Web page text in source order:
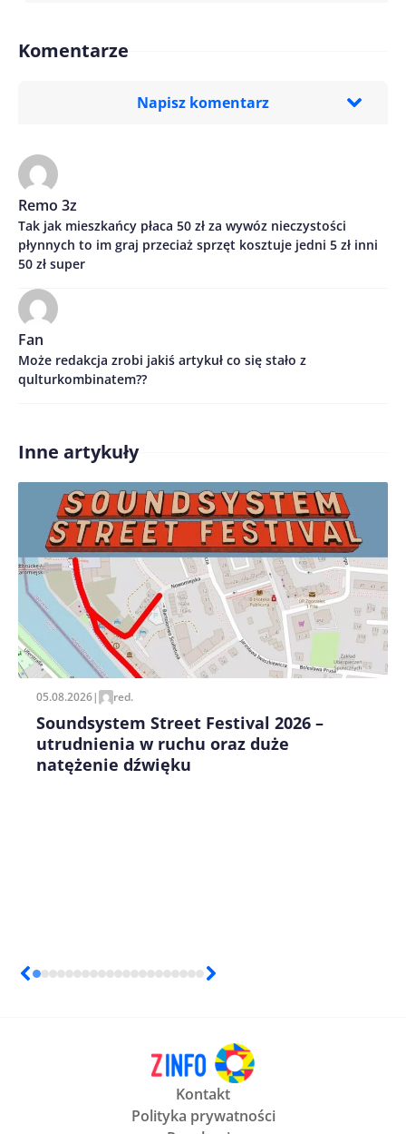
Komentarze
Napisz komentarz
Treść komentarza*
Imię/ Nick*
Remo 3z
Tak jak mieszkańcy płaca 50 zł za wywóz nieczystości
płynnych to im graj przeciaż sprzęt kosztuje jedni 5 zł inni
50 zł super
Fan
Może redakcja zrobi jakiś artykuł co się stało z
qulturkombinatem??
Inne artykuły
05.08.2026| red.
Soundsystem Street Festival 2026 –
utrudnienia w ruchu oraz duże
natężenie dźwięku
Kontakt
Polityka prywatności